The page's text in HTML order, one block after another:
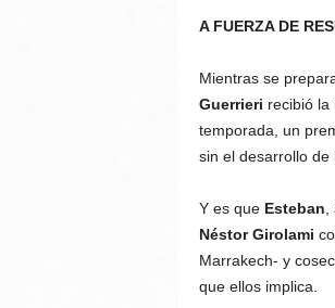
A FUERZA DE
Mientras se
Guerrieri recibió la
temporada, un
sin el desarrollo de
Y es que Esteban
Néstor Girolami
Marrakech- y
que ellos implica.